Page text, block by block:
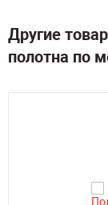
Другие
полотна по